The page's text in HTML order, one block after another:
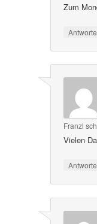
Zum
Franzl
Vielen